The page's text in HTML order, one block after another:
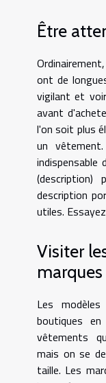
Être
ont de
vigilant et
avant
l'on soit plus
un
(description)
description
utiles.
Visiter
Les
boutiques
vêtements
mais on se
taille. Les